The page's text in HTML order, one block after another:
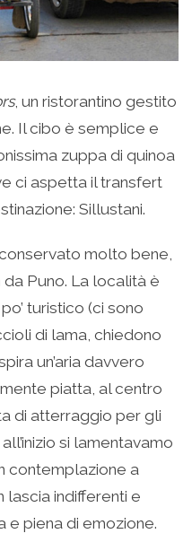
, un ristorantino gestito
Il cibo è semplice e
zuppa di quinoa
ci aspetta il transfert
Sillustani.
molto bene,
Puno. La località è
turistico (ci sono
di lama, chiedono
un’aria davvero
piatta, al centro
di atterraggio per gli
si lamentavamo
contemplazione a
lascia indifferenti e
e piena di emozione.